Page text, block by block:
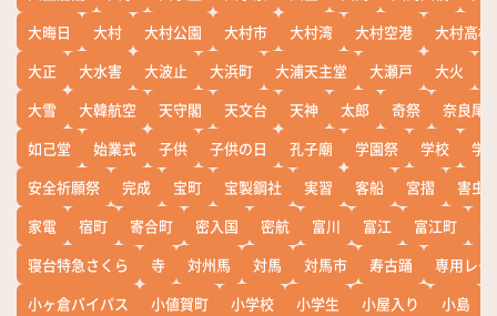
大晦日
大村 大村公園 大村市 大村湾 大村空港
大村高校
大正
大水害 大波止 大浜町 大浦天主堂 大瀬戸 大火
大雪
大韓航空 天守閣 天文台 天神 太郎 奇祭
奈良尾
如己堂
始業式 子供 子供の日 孔子廟 学園祭 学校
学
安全祈願祭
完成 宝町 宝製鋼社 実習 客船 宮摺
害虫
家電
宿町 寄合町 密入国 密航 富川 富江 富江町
寝台特急さくら
寺 対州馬 対馬 対馬市 寿古踊
専用レー
小ヶ倉バイパス
小値賀町 小学校 小学生 小屋入り 小島